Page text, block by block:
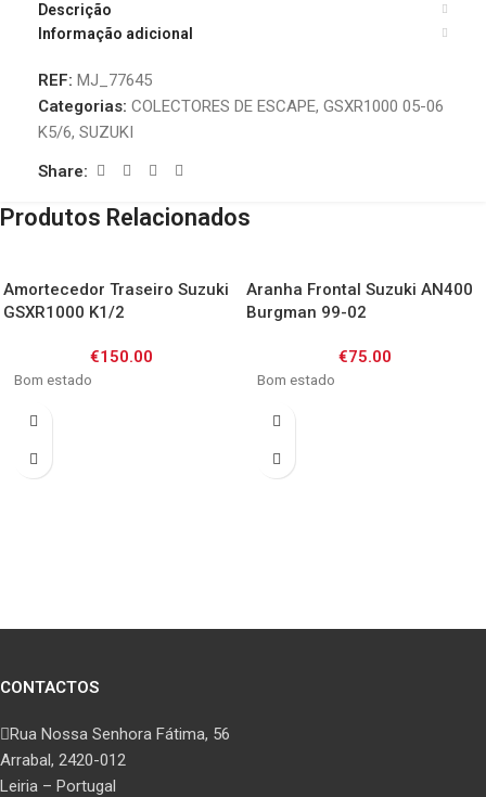
Descrição
Informação adicional
REF: MJ_77645
Categorias: COLECTORES DE ESCAPE, GSXR1000 05-06
K5/6, SUZUKI
Share:
Produtos Relacionados
Amortecedor Traseiro Suzuki
GSXR1000 K1/2
€150.00
Bom estado
Aranha Frontal Suzuki AN400
Burgman 99-02
€75.00
Bom estado
CONTACTOS
Rua Nossa Senhora Fátima, 56
Arrabal, 2420-012
Leiria – Portugal